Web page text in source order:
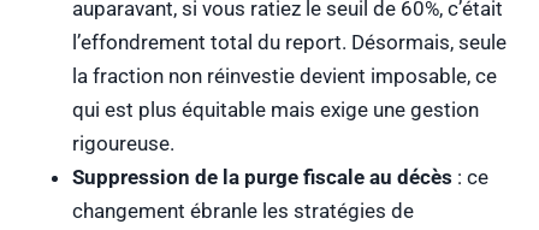
auparavant, si vous ratiez le seuil de 60%, c’était
l’effondrement total du report. Désormais, seule
la fraction non réinvestie devient imposable, ce
qui est plus équitable mais exige une gestion
rigoureuse.
Suppression de la purge fiscale au décès : ce
changement ébranle les stratégies de